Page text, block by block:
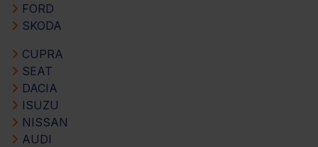
FORD
SKODA
CUPRA
SEAT
DACIA
ISUZU
NISSAN
AUDI